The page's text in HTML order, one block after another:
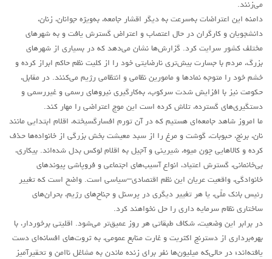
اقلیت
اتحاد سوسیالیستی کارگری
مائوئیست ها – سربداران
IMT گرایش بین المللی مارکسیستی
SWP حزب کارگر سوسیالیست
آنارشیست ها
مارکسیسم
لنینیسم
تروتسکیسم
استالینیسم
آنارکو سندیکالیسم
می‌زنند.
دامنه این اعتراضات به‌سرعت به دیگر اقشار جامعه، به‌ویژه جوانان، زنان،
دانشجویان و کارگران در حال اعتصاب و اعتراض گسترش یافت و به شهرهای
مختلف کشور سرایت کرد. گزارش‌ها نشان می‌دهد که در بسیاری از شهرهای
بزرگ، مردم با جسارت بیش‌تری نارضایتی خود را از کلیت نظم حاکم ابراز کرده و
خشم خود را متوجه نمادها و مامورین نظامی و انتظامی رژیم می‌کنند. در مقابل،
حکومت نیز با افزایش شدت سرکوب، به‌کارگیری نیروهای رسمی و غیررسمی و
دستگیری‌های گسترده، تلاش کرده است این موج اعتراضی را مهار کند.
ما امروز شاهد جامعه‌ای هستیم که در آن تورم افسارگسیخته، اقلام ابتدایی مانند
نان، برنج، حبوبات، گوشت و مرغ را از سبد معیشت بخش بزرگی از خانواده‌ها حذف
کرده و کالاهایی چون میوه، شیرینی و آجیل به اقلام لوکس بدل شده‌اند. بیکاری،
بی‌خانمانی، گسترش اعتیاد، انواع آسیب‌های اجتماعی و فروپاشی پیوندهای
خانوادگی، واقعیت عریان این نظم اقتصادی‌–‌سیاسی است. واضح است که تغيير
رئيس بانک ملّی، يا هر تغيير ديگری در پرسنل و جناح‌های رژيم، بحران‌های
ساختاری نظام سرمايه داری را حل نخواهند کرد.
در برابر این وضعیت، شکاف طبقاتی هر روز عمیق‌تر می‌شود. اقلیتی برخوردار، با
بهره‌برداری از دسترنج اکثریت و غارت منابع عمومی، به ثروت‌های افسانه‌ای دست
یافته‌اند؛ در حالی‌که میلیون‌ها نفر برای زنده ماندن به مشاغل ناامن و تحقیرآمیز